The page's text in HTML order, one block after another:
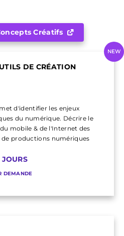
Créatifs
DE CRÉATION
d'identifier les enjeux
du numérique. Décrire le
mobile & de l'Internet des
productions numériques
JOURS
DEMANDE
NEW